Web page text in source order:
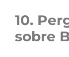
10.
sobre